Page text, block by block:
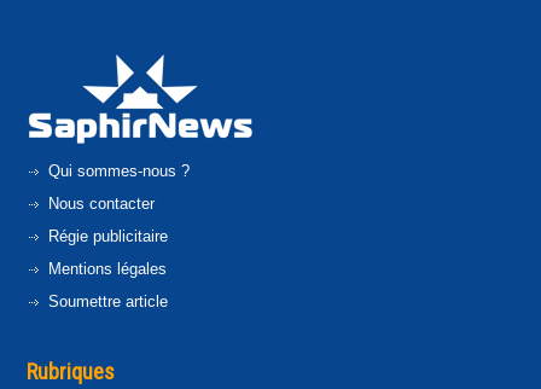
Qui sommes-nous ?
Nous contacter
Régie publicitaire
Mentions légales
Soumettre article
Rubriques